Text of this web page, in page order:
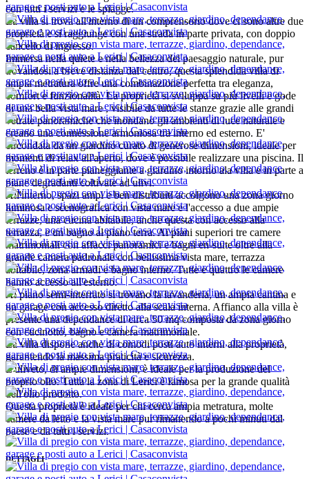
con tutti i servizi e le spiagge.
La villa si trova all'interno di un comprensorio dove ci sono altre due
proprietà e si raggiunge con una strada in parte privata, con doppio
cancello di ingresso.
Immersa nella quiete e nella bellezza del paesaggio naturale, pur
trovandosi a breve distanza dal centro, questa splendida villa di
ampia metratura offre una combinazione perfetta tra eleganza,
comfort e funzionalità. La proprietà si sviluppa su più livelli e gode
di una bella vista mare , visibile da tutte le stanze grazie alle grandi
vetrate panoramiche che inondano gli ambienti di luce naturale e
creano una connessione armoniosa tra interno ed esterno. E'
circondata da un giardino curato di generose dimensioni, ideale per
momenti di relax all'aperto, dove è possibile realizzare una piscina. Il
terreno è in parte pianeggiante a giardino intorno ala villa e in parte a
piane degradanti coltivate ad ulivi.
All'interno, spazi ampi e ben distribuiti accolgono una zona giorno
luminosa e scenografica con vista mare e l'accesso a due ampie
terrazze, una cucina abitabile, anche questa con accesso alla
terrazza, e un bagno al piano terra. Ai piani superiori tre camere
matrimoniali con affacci panoramici e bagni en-suite oltre alla
grande camera padronale con bellissima vista mare, terrazza
abitabile, zona armadi e bagno interno. Tutte e quattro le camere
hanno accesso all'esterno.
Al piano semi-interrato si trovano la lavanderia, un ampia cantina e
un garage con accesso diretto alla scala interna. Affianco alla villa è
presente una dependance di circa 50 mq composta da zona giorno
con cucinotto, bagno e camera matrimoniale.
La villa dispone anche di comodi posti auto interni alla proprietà,
garantendo la massima praticità e sicurezza.
L'uliveto, di ampie dimensioni, è ideale per la produzione del
proprio olio. Tutta la zona di Lerici è famosa per la grande qualità
dell'olio prodotto.
Questa proprietà è ideale per chi cerca ampia metratura, molte
camere da letto e la vista mare pur rimanendo a pochi minuti dal
paese e da tutti i servizi.
DETTAGLI